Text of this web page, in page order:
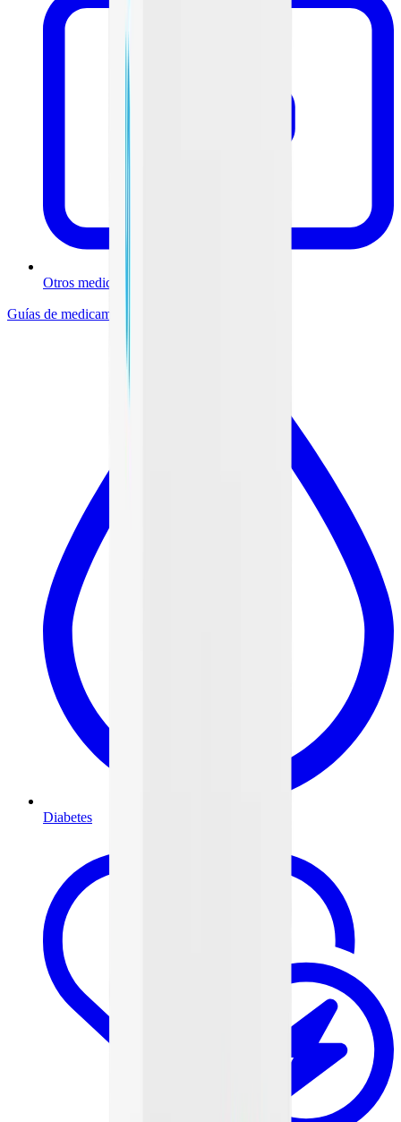
Otros medicamentos
Guías de medicamentos
Diabetes